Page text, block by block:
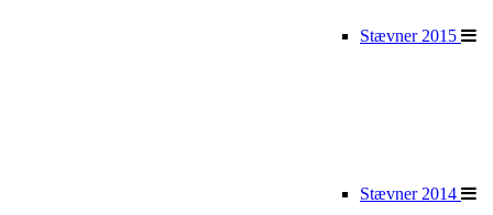
Stævner 2015
Stævner 2014